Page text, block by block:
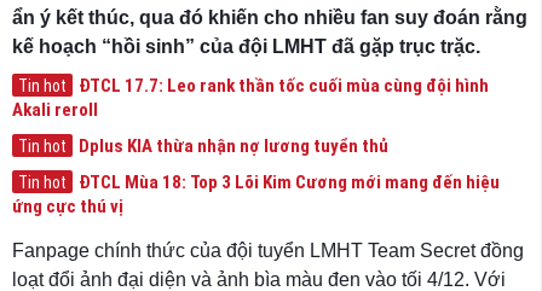
ẩn ý kết thúc, qua đó khiến cho nhiều fan suy đoán rằng
kế hoạch “hồi sinh” của đội LMHT đã gặp trục trặc.
Tin hot
ĐTCL 17.7: Leo rank thần tốc cuối mùa cùng đội hình
Akali reroll
Tin hot Dplus KIA thừa nhận nợ lương tuyển thủ
Tin hot
ĐTCL Mùa 18: Top 3 Lõi Kim Cương mới mang đến hiệu
ứng cực thú vị
Fanpage chính thức của đội tuyển LMHT Team Secret đồng
loạt đổi ảnh đại diện và ảnh bìa màu đen vào tối 4/12. Với